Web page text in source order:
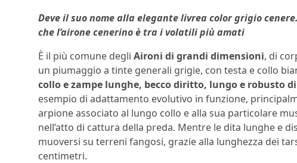
Deve il suo nome alla elegante livrea color grigio
che l’airone cenerino è tra i volatili più amati
Ѐ il più comune degli Aironi di grandi dimensioni, di
un piumaggio a tinte generali grigie, con testa e collo
collo e zampe lunghe, becco diritto, lungo e robusto
esempio di adattamento evolutivo in funzione,
arpione associato al lungo collo e alla sua particolare
nell’atto di cattura della preda. Mentre le dita lunghe e
muoversi su terreni fangosi, grazie alla lunghezza dei
centimetri.